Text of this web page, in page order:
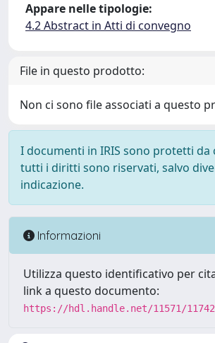
Appare nelle tipologie:
4.2 Abstract in Atti di convegno
File in questo prodotto:
Non ci sono file associati a questo
I documenti in IRIS sono protetti da
tutti i diritti sono riservati, salvo
indicazione.
Informazioni
Utilizza questo identificativo per
link a questo documento:
https://hdl.handle.net/11571/